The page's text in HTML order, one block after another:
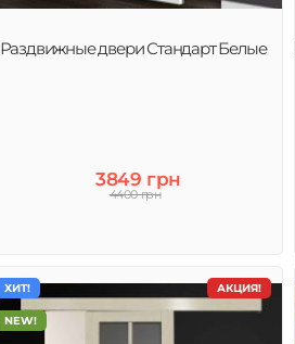
Раздвижные двери Стандарт Белые
3849 грн
4400 грн
АКЦИЯ!
ХИТ!
NEW!